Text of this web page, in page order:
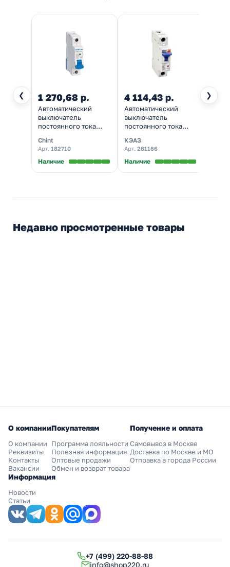
❮ ❯
1 270,68 р.
Автоматический
выключатель
постоянного тока
С40А DC250В 6kA
(автомат
электрический)
Chint
Арт. 182710
Наличие
4 114,43 р.
Автоматический
выключатель
постоянного тока
С40А DC220В 6kA
(BM63-1C40-DC-
УХЛ3) (автомат
КЭАЗ
Арт. 261166
Наличие
Недавно просмотренные товары
О компании
О компании
Реквизиты
Контакты
Вакансии
Покупателям
Программа лояльности
Полезная информация
Оптовые продажи
Обмен и возврат товара
Получение и оплата
Самовывоз в Москве
Доставка по Москве и МО
Отправка в города России
Информация
Новости
Статьи
+7 (499) 220-88-88
info@shop220.ru